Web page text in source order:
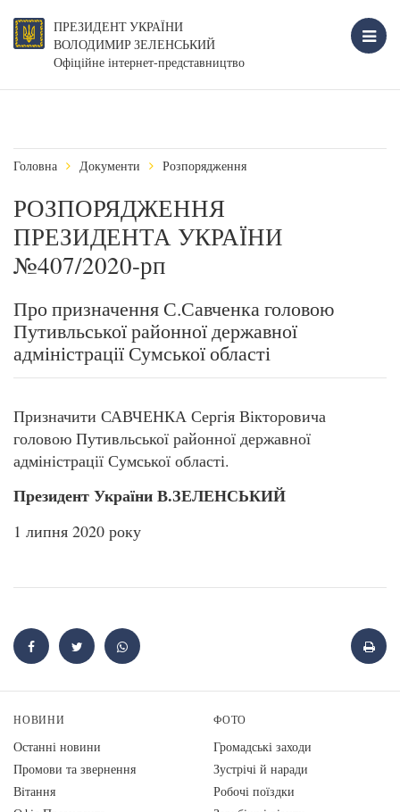
ПРЕЗИДЕНТ УКРАЇНИ
ВОЛОДИМИР ЗЕЛЕНСЬКИЙ
Офіційне інтернет-представництво
Головна Документи Розпорядження
РОЗПОРЯДЖЕННЯ
ПРЕЗИДЕНТА УКРАЇНИ
№407/2020-рп
Про призначення С.Савченка головою
Путивльської районної державної
адміністрації Сумської області
Призначити САВЧЕНКА Сергія Вікторовича
головою Путивльської районної державної
адміністрації Сумської області.
Президент України В.ЗЕЛЕНСЬКИЙ
1 липня 2020 року
НОВИНИ
Останні новини
Промови та звернення
Вiтання
ФОТО
Громадські заходи
Зустрічі й наради
Робочі поїздки